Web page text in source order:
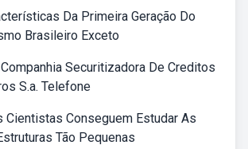
Da Primeira Geração Do
Brasileiro Exceto
Securitizadora De Creditos
S.a. Telefone
Cientistas Conseguem Estudar As
Tão Pequenas